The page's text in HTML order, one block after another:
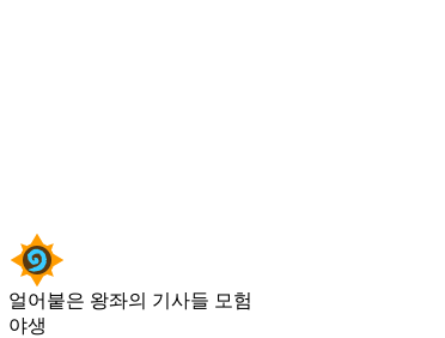
얼어붙은 왕좌의 기사들 모험
야생